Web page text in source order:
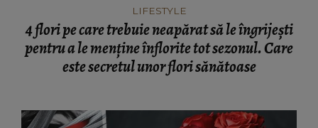
LIFESTYLE
4 flori pe care trebuie neapărat să le îngrijești
pentru a le menține înflorite tot sezonul. Care
este secretul unor flori sănătoase